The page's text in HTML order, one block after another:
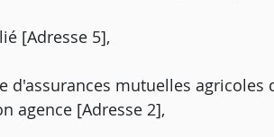
[Adresse 5],
d'assurances mutuelles
agence [Adresse 2],